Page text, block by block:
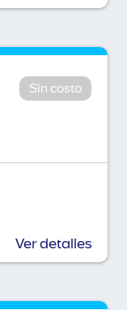
Sin costo
Ver detalles